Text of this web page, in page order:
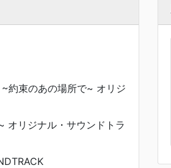
約束のあの場所で~ オリジ
オリジナル・サウンドトラ